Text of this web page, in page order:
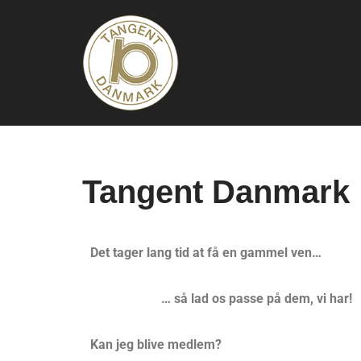
Tangent Danmark
Det tager lang tid at få en gammel ven…
… så lad os passe på dem, vi har!
Kan jeg blive medlem?